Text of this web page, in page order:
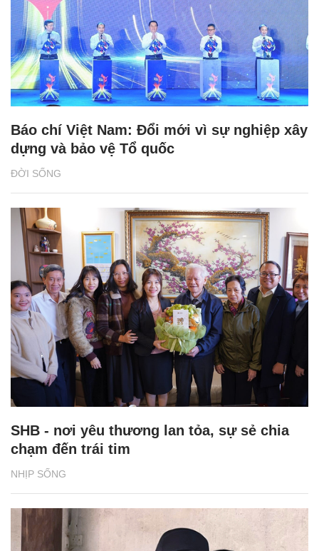
ĐỜI SỐNG
Báo chí Việt Nam: Đổi mới vì sự nghiệp xây
dựng và bảo vệ Tổ quốc
NHỊP SỐNG
SHB - nơi yêu thương lan tỏa, sự sẻ chia
chạm đến trái tim